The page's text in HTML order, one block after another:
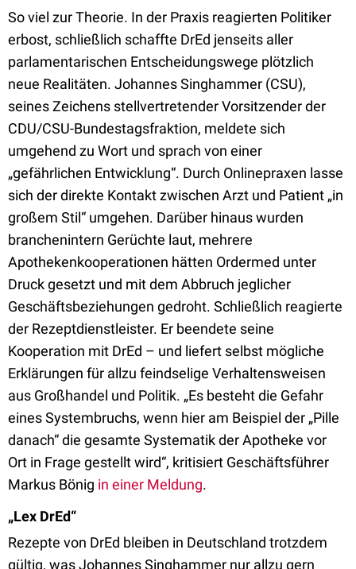
So viel zur Theorie. In der Praxis reagierten Politiker
erbost, schließlich schaffte DrEd jenseits aller
parlamentarischen Entscheidungswege plötzlich
neue Realitäten. Johannes Singhammer (CSU),
seines Zeichens stellvertretender Vorsitzender der
CDU/CSU-Bundestagsfraktion, meldete sich
umgehend zu Wort und sprach von einer
„gefährlichen Entwicklung“. Durch Onlinepraxen lasse
sich der direkte Kontakt zwischen Arzt und Patient „in
großem Stil“ umgehen. Darüber hinaus wurden
branchenintern Gerüchte laut, mehrere
Apothekenkooperationen hätten Ordermed unter
Druck gesetzt und mit dem Abbruch jeglicher
Geschäftsbeziehungen gedroht. Schließlich reagierte
der Rezeptdienstleister. Er beendete seine
Kooperation mit DrEd – und liefert selbst mögliche
Erklärungen für allzu feindselige Verhaltensweisen
aus Großhandel und Politik. „Es besteht die Gefahr
eines Systembruchs, wenn hier am Beispiel der „Pille
danach“ die gesamte Systematik der Apotheke vor
Ort in Frage gestellt wird“, kritisiert Geschäftsführer
Markus Bönig in einer Meldung.
„Lex DrEd“
Rezepte von DrEd bleiben in Deutschland trotzdem
gültig, was Johannes Singhammer nur allzu gern